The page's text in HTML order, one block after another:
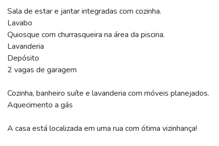
Sala de estar e jantar integradas com cozinha.
Lavabo
Quiosque com churrasqueira na área da piscina.
Lavanderia
Depósito
2 vagas de garagem
Cozinha, banheiro suíte e lavanderia com móveis planejados.
Aquecimento a gás
A casa está localizada em uma rua com ótima vizinhança!